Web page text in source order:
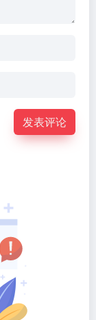
发表评论